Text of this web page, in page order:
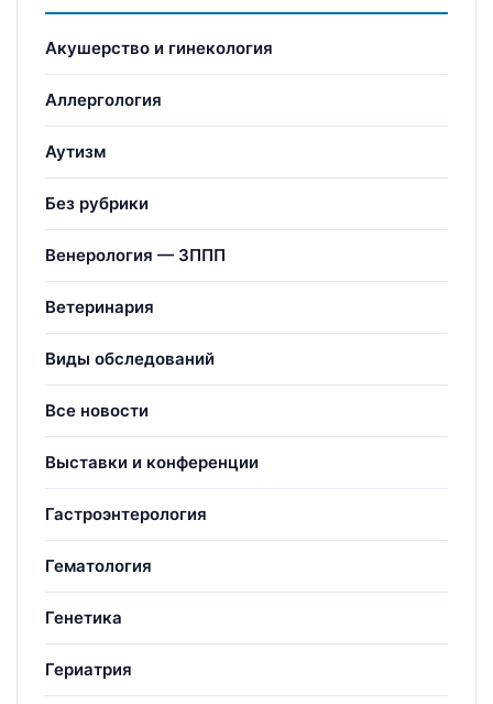
Акушерство и гинекология
Аллергология
Аутизм
Без рубрики
Венерология — ЗППП
Ветеринария
Виды обследований
Все новости
Выставки и конференции
Гастроэнтерология
Гематология
Генетика
Гериатрия